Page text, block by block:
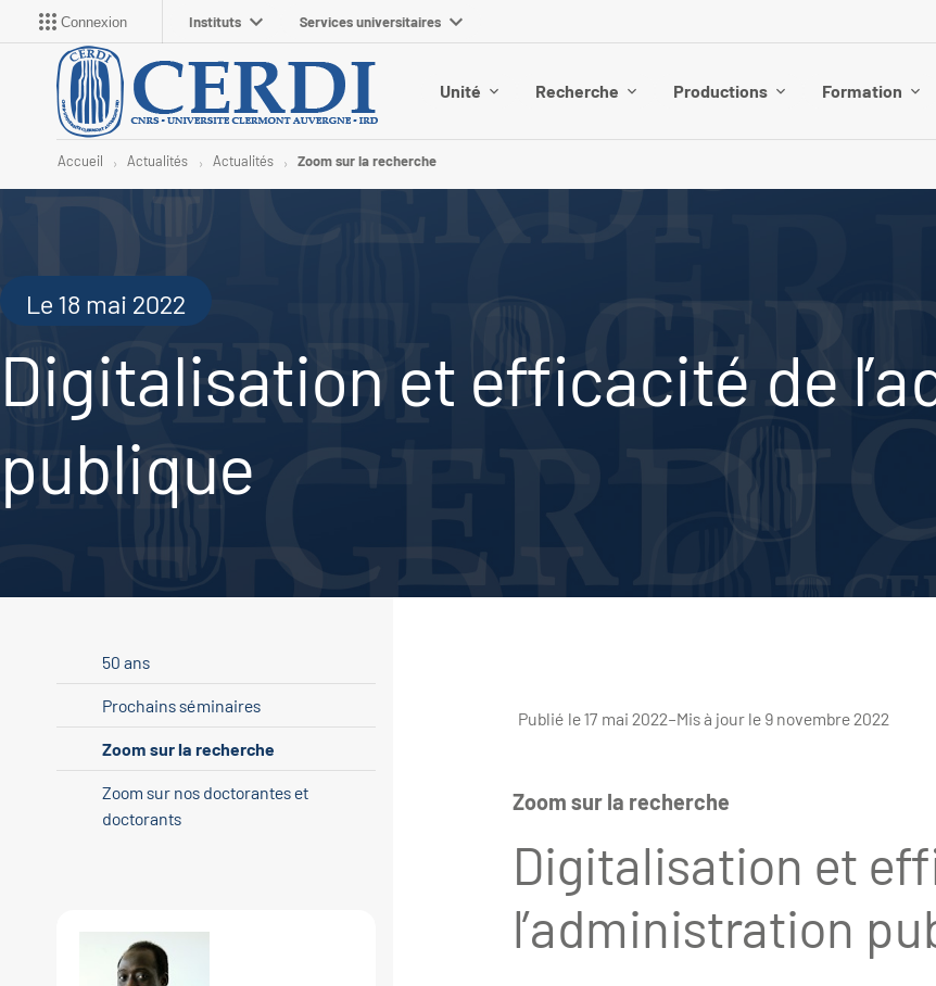
Connexion Instituts Services universitaires
Unité Recherche Productions Formation
Accueil Actualités Actualités Zoom sur la recherche
Le 18 mai 2022
Digitalisation et efficacité de
publique
Publié le 17 mai 2022–Mis à jour le 9 novembre 2022
Zoom sur la recherche
Digitalisation et
l’administration
50 ans
Prochains séminaires
Zoom sur la recherche
Zoom sur nos doctorantes et
doctorants